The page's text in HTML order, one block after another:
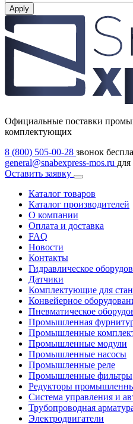
Apply
Официальные поставки
комплектующих
8 (800) 505-00-28 звонок
general@snabexpress-mos.ru
Оставить заявку
Каталог товаров
Каталог производителей
О компании
Оплата и доставка
FAQ
Новости
Контакты
Гидравлическое
Датчики
Комплектующие для
Конвейерное
Пневматическое
Промышленная
Промышленные
Промышленные модули
Промышленные насосы
Промышленные реле
Промышленные фильтры
Редукторы
Система управления и
Трубопроводная
Электродвигатели